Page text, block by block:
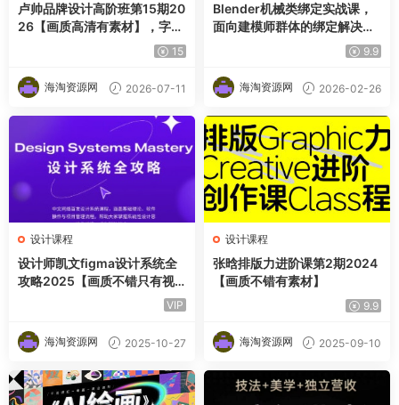
卢帅品牌设计高阶班第15期20
26【画质高清有素材】，字体
标志＋图形LOGO＋AIGC设计
＋IP形象＋VI全案落地系统教
程
15
海淘资源网 2026-07-11
Blender机械类绑定实战课，
面向建模师群体的绑定解决方
9.9
海淘资源网 2026-02-26
设计课程
设计师凯文figma设计系统全
攻略2025【画质不错只有视
VIP
海淘资源网 2025-10-27
设计课程
张晗排版力进阶课第2期2024
【画质不错有素材】
9.9
海淘资源网 2025-09-10